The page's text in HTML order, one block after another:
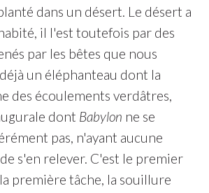
dans un désert. Le désert a
il l'est toutefois par des
par les bêtes que nous
un éléphanteau dont la
des écoulements verdâtres,
dont Babylon ne se
pas, n'ayant aucune
s'en relever. C'est le premier
première tâche, la souillure